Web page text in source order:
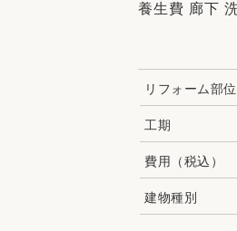
養生費 廊下
リフォーム部位
工期
費用（税込）
建物種別